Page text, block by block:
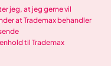
jeg, at jeg gerne vil
at Trademax behandler
til Trademax